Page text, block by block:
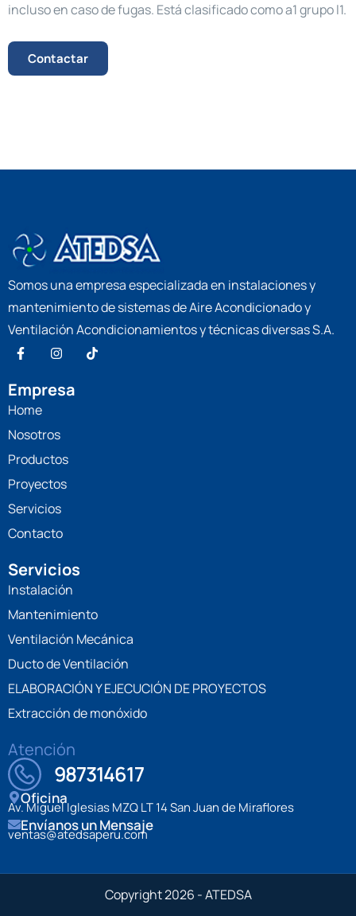
incluso en caso de fugas. Está clasificado como a1 grupo l1.
Contactar
Somos una empresa especializada en instalaciones y
mantenimiento de sistemas de Aire Acondicionado y
Ventilación Acondicionamientos y técnicas diversas S.A.
Empresa
Home
Nosotros
Productos
Proyectos
Servicios
Contacto
Servicios
Instalación
Mantenimiento
Ventilación Mecánica
Ducto de Ventilación
ELABORACIÓN Y EJECUCIÓN DE PROYECTOS
Extracción de monóxido
Atención
987314617
Oficina
Av. Miguel Iglesias MZQ LT 14 San Juan de Miraflores
Envíanos un Mensaje
ventas@atedsaperu.com
Copyright 2026 - ATEDSA